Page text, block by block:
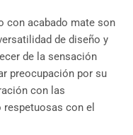
con acabado mate son
de diseño y
de la sensación
preocupación por su
con las
con el